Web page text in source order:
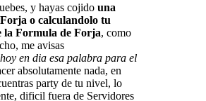
y hayas cojido una
o calculandolo tu
la Formula de Forja, como
me avisas
en dia esa palabra para el
absolutamente nada, en
party de tu nivel, lo
dificil fuera de Servidores